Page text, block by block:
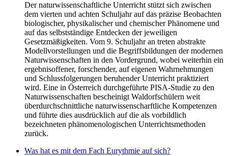
Der naturwissenschaftliche Unterricht stützt sich zwischen
dem vierten und achten Schuljahr auf das präzise Beobachten
biologischer, physikalischer und chemischer Phänomene und
auf das selbstständige Entdecken der jeweiligen
Gesetzmäßigkeiten. Vom 9. Schuljahr an treten abstrakte
Modellvorstellungen und die Begriffsbildungen der modernen
Naturwissenschaften in den Vordergrund, wobei weiterhin ein
ergebnisoffener, forschender, auf eigenen Wahrnehmungen
und Schlussfolgerungen beruhender Unterricht praktiziert
wird. Eine in Österreich durchgeführte PISA-Studie zu den
Naturwissenschaften bescheinigt Waldorfschülern weit
überdurchschnittliche naturwissenscharftliche Kompetenzen
und führte dies ausdrücklich auf die als vorbildlich
bezeichneten phänomenologischen Unterrichtsmethoden
zurück.
Was hat es mit dem Fach Eurythmie auf sich?